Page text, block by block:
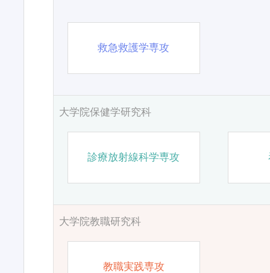
救急救護学専攻
大学院保健学研究科
診療放射線科学専攻
大学院教職研究科
教職実践専攻